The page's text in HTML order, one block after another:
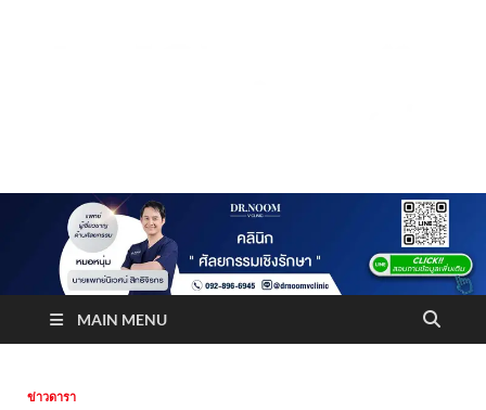
Truststoreonline
MAIN MENU
ข่าวดารา